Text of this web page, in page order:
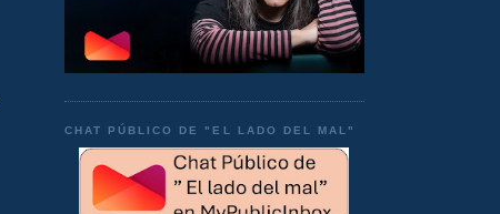
CHAT PÚBLICO DE "EL LADO DEL MAL"